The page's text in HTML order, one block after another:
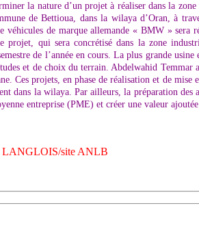
la nature d’un projet à réaliser dans la
de Bettioua, dans la wilaya d’Oran, à
de marque allemande « BMW » sera
qui sera concrétisé dans la zone
de l’année en cours. La plus grande
et de choix du terrain. Abdelwahid Temmar
Ces projets, en phase de réalisation et de
la wilaya. Par ailleurs, la préparation des
entreprise (PME) et créer une valeur
site ANLB